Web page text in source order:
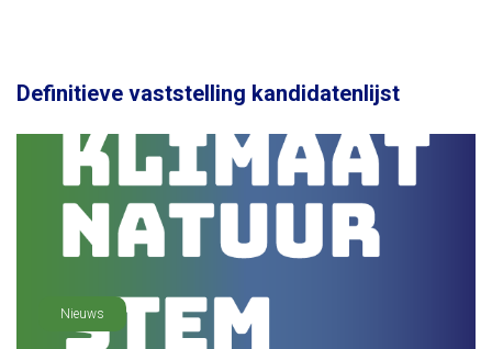
Definitieve vaststelling kandidatenlijst
Nieuws